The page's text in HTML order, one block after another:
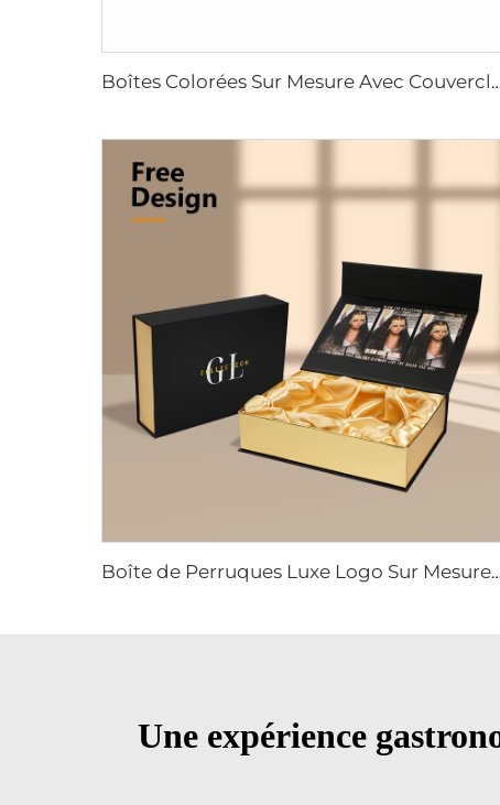
Boîtes Colorées Sur Mesure Avec Couvercle Magnétique Boîte-
Boîte de Perruques Luxe Logo Sur Mesure Taille Extensions Cheveux
Une expérience